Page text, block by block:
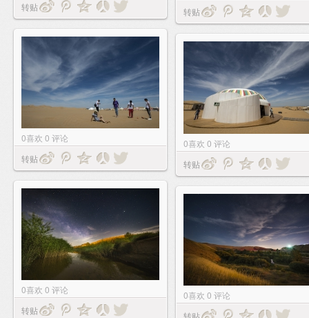
转贴
转贴
0喜欢 0 评论
转贴
0喜欢 0 评论
转贴
0喜欢 0 评论
转贴
0喜欢 0 评论
转贴